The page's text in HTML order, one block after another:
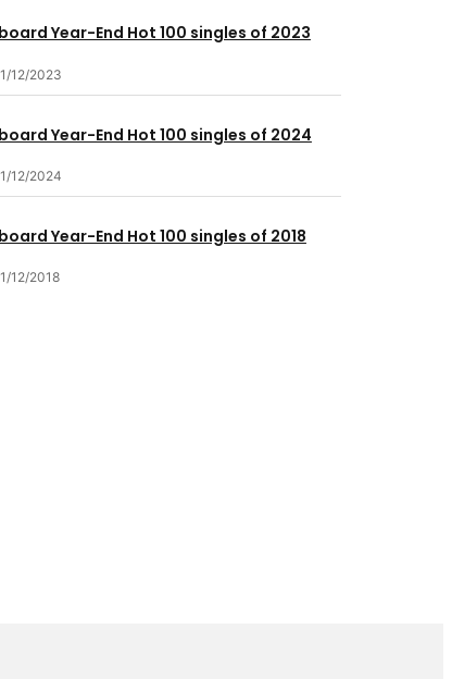
Year-End Hot 100 singles of 2023
12/2023
Year-End Hot 100 singles of 2024
12/2024
Year-End Hot 100 singles of 2018
12/2018